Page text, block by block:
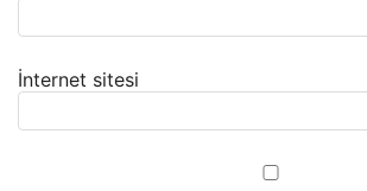
İnternet sitesi